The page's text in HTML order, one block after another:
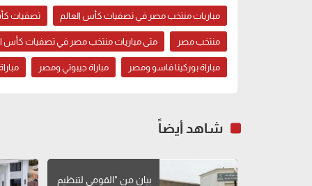
مباريات منتخب مصر في تصفيات كأس العالم تصفيات كأس
منتخب مصر متى مباريات منتخب مصر في تصفيات كأس
مباراة بوركينا فاسو ومصر مباراة جيبوتي ومصر
شاهد أيضاً
بيان من "القومي لتنظيم